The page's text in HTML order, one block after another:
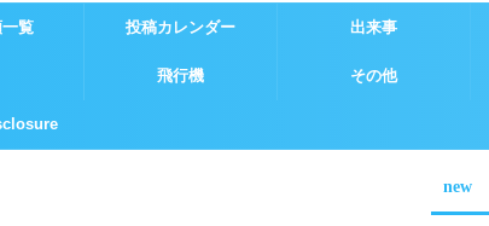
覧 投稿カレンダー 出来事
飛行機 その他
new